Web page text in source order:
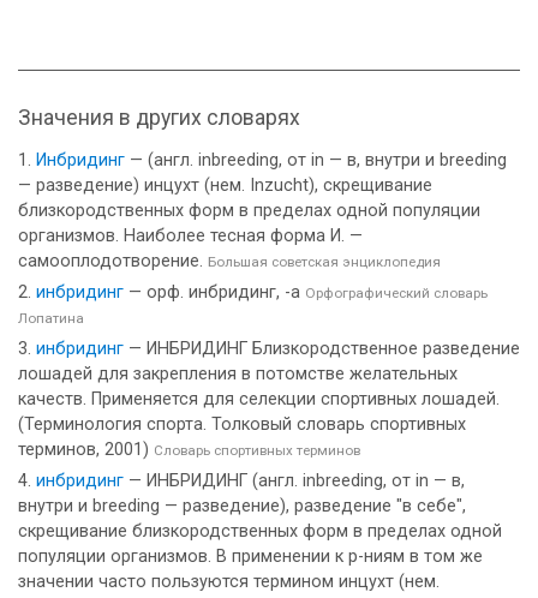
Значения в других словарях
Инбридинг — (англ. inbreeding, от in — в, внутри и breeding
— разведение) инцухт (нем. Inzucht), скрещивание
близкородственных форм в пределах одной популяции
организмов. Наиболее тесная форма И. —
самооплодотворение. Большая советская энциклопедия
инбридинг — орф. инбридинг, -а Орфографический словарь
Лопатина
инбридинг — ИНБРИДИНГ Близкородственное разведение
лошадей для закрепления в потомстве желательных
качеств. Применяется для селекции спортивных лошадей.
(Терминология спорта. Толковый словарь спортивных
терминов, 2001) Словарь спортивных терминов
инбридинг — ИНБРИДИНГ (англ. inbreeding, от in — в,
внутри и breeding — разведение), разведение "в себе",
скрещивание близкородственных форм в пределах одной
популяции организмов. В применении к р-ниям в том же
значении часто пользуются термином инцухт (нем.